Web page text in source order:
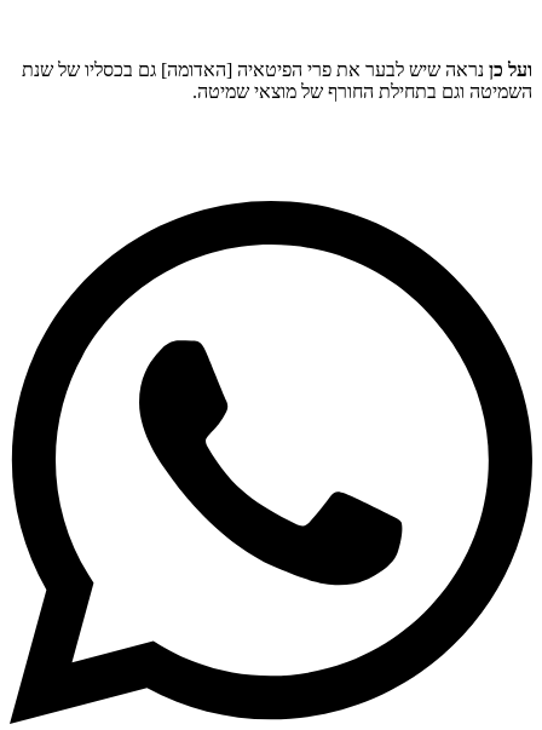
ועל כן נראה שיש לבער את פרי הפיטאיה [האדומה] גם בכסליו של שנת
השמיטה וגם בתחילת החורף של מוצאי שמיטה.